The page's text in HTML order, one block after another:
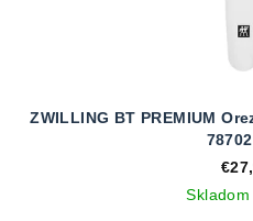
ZWILLING BT PREMIUM
Skladom